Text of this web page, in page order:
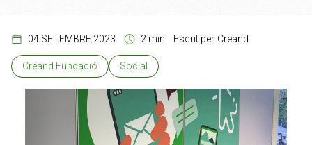
04 SETEMBRE 2023 2 min Escrit per Creand
Creand Fundació Social